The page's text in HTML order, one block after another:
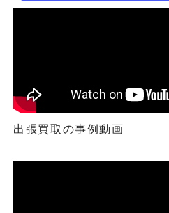
出張買取の事例動画